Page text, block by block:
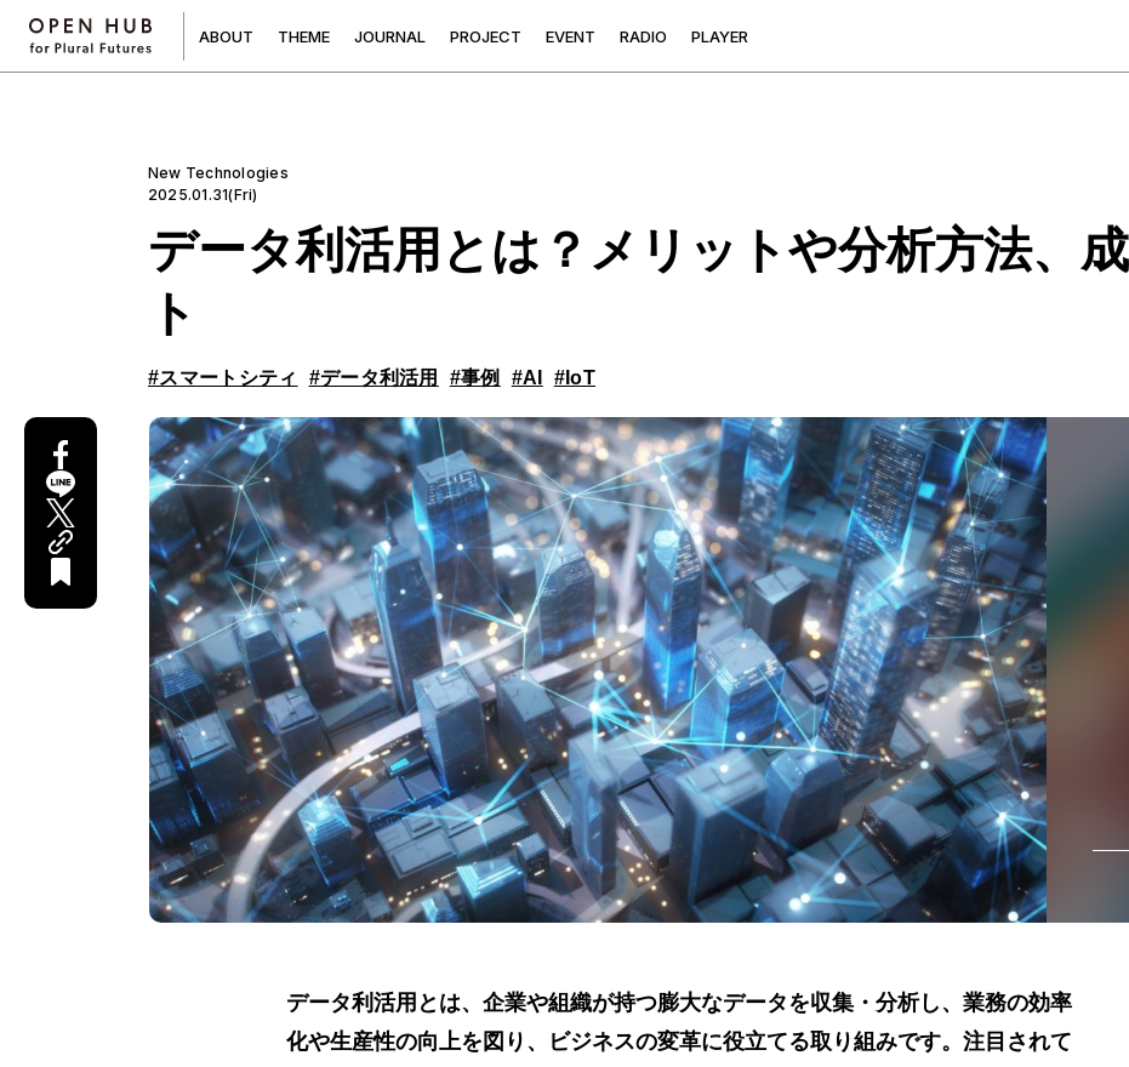
ABOUT THEME JOURNAL PROJECT EVENT RADIO PLAYER
New Technologies
2025.01.31(Fri)
データ利活用とは？メリットや分析方法、
ト
#スマートシティ #データ利活用 #事例 #AI #IoT
データ利活用とは、企業や組織が持つ膨大なデータを収集・分析し、業務の効率
化や生産性の向上を図り、ビジネスの変革に役立てる取り組みです。注目されて